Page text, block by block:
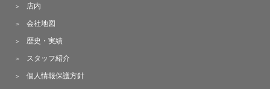
店内
会社地図
歴史・実績
スタッフ紹介
個人情報保護方針